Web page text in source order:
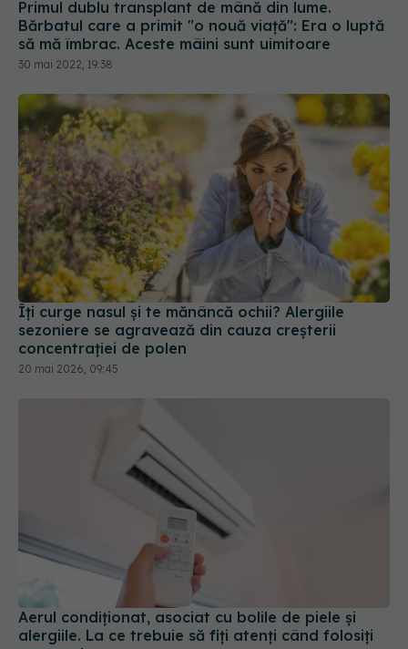
Îți curge nasul și te mănâncă ochii? Alergiile
sezoniere se agravează din cauza creșterii
concentrației de polen
20 mai 2026, 09:45
Aerul condiționat, asociat cu bolile de piele și
alergiile. La ce trebuie să fiți atenți când folosiți
aparatul